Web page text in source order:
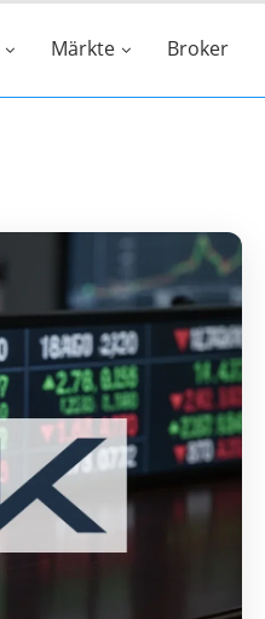
Märkte Broker